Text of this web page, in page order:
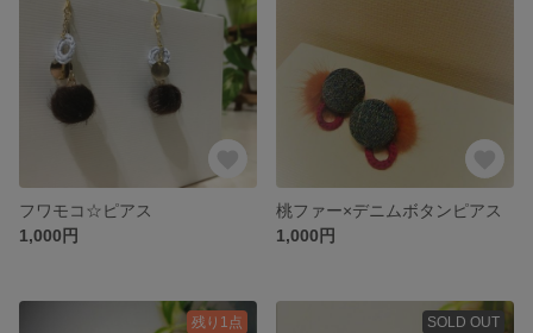
フワモコ☆ピアス
1,000円
桃ファー×デニムボタンピアス
1,000円
残り1点 SOLD OUT